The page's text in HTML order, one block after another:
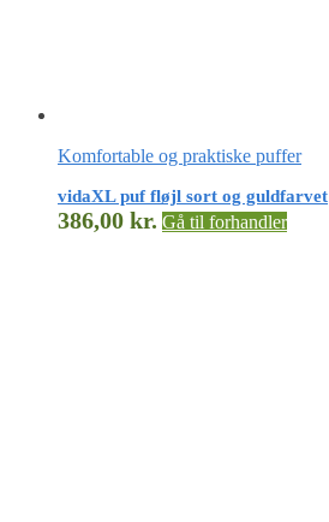
Komfortable og praktiske puffer
vidaXL puf fløjl sort og guldfarvet
386,00 kr. Gå til forhandler